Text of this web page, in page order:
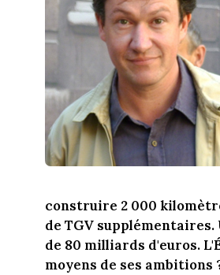
construire 2 000
de TGV
de 80 milliards d'euros.
moyens de ses ambitions